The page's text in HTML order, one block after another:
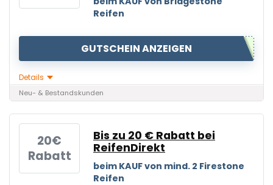
Reifen
GUTSCHEIN ANZEIGEN
Details
Neu- & Bestandskunden
20€
Rabatt
Bis zu 20 € Rabatt bei
ReifenDirekt
beim KAUF von mind. 2 Firestone
Reifen